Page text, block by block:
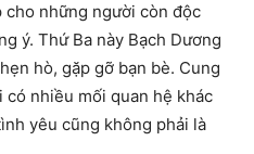
cho những người còn độc
ý. Thứ Ba này Bạch Dương
hò, gặp gỡ bạn bè. Cung
có nhiều mối quan hệ khác
yêu cũng không phải là